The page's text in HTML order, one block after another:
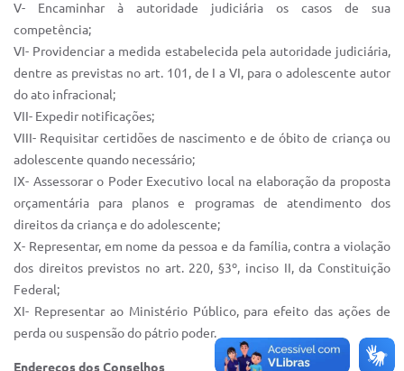
V- Encaminhar à autoridade judiciária os casos de sua
competência;
VI- Providenciar a medida estabelecida pela autoridade judiciária,
dentre as previstas no art. 101, de I a VI, para o adolescente autor
do ato infracional;
VII- Expedir notificações;
VIII- Requisitar certidões de nascimento e de óbito de criança ou
adolescente quando necessário;
IX- Assessorar o Poder Executivo local na elaboração da proposta
orçamentária para planos e programas de atendimento dos
direitos da criança e do adolescente;
X- Representar, em nome da pessoa e da família, contra a violação
dos direitos previstos no art. 220, §3º, inciso II, da Constituição
Federal;
XI- Representar ao Ministério Público, para efeito das ações de
perda ou suspensão do pátrio poder.
Endereços dos Conselhos